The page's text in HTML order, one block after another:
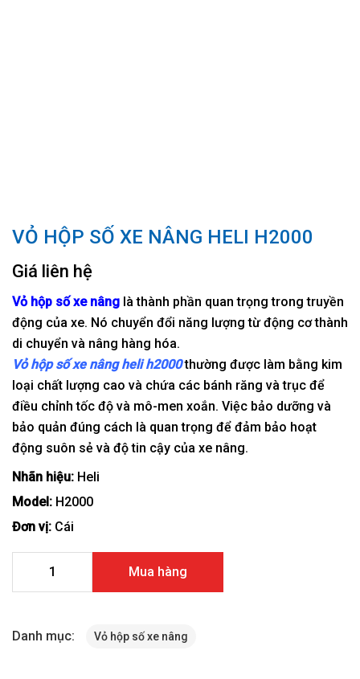
VỎ HỘP SỐ XE NÂNG HELI H2000
Giá liên hệ
Vỏ hộp số xe nâng là thành phần quan trọng trong truyền
động của xe. Nó chuyển đổi năng lượng từ động cơ thành
di chuyển và nâng hàng hóa.
Vỏ hộp số xe nâng heli h2000thường được làm bằng kim
loại chất lượng cao và chứa các bánh răng và trục để
điều chỉnh tốc độ và mô-men xoắn. Việc bảo dưỡng và
bảo quản đúng cách là quan trọng để đảm bảo hoạt
động suôn sẻ và độ tin cậy của xe nâng.
Nhãn hiệu: Heli
Model: H2000
Đơn vị: Cái
Mua hàng
Danh mục: Vỏ hộp số xe nâng